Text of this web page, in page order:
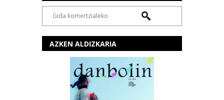
AZKEN ALDIZKARIA